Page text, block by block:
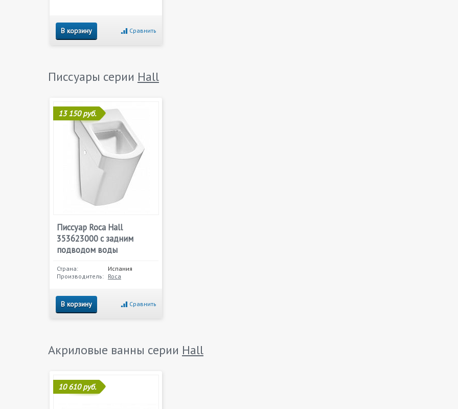
В корзину Сравнить
Писсуары серии Hall
13 150 руб.
Писсуар Roca Hall
353623000 с задним
подводом воды
Страна:
Испания
Производитель: Roca
В корзину Сравнить
Акриловые ванны серии Hall
10 610 руб.